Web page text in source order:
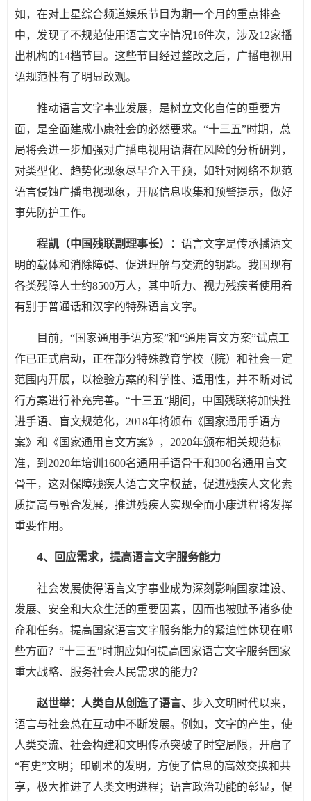
如，在对上星综合频道娱乐节目为期一个月的重点排查
中，发现了不规范使用语言文字情况16件次，涉及12家播
出机构的14档节目。这些节目经过整改之后，广播电视用
语规范性有了明显改观。
推动语言文字事业发展，是树立文化自信的重要方
面，是全面建成小康社会的必然要求。“十三五”时期，总
局将会进一步加强对广播电视用语潜在风险的分析研判，
对类型化、趋势化现象尽早介入干预，如针对网络不规范
语言侵蚀广播电视现象，开展信息收集和预警提示，做好
事先防护工作。
程凯（中国残联副理事长）： 语言文字是传承播洒文
明的载体和消除障碍、促进理解与交流的钥匙。我国现有
各类残障人士约8500万人，其中听力、视力残疾者使用着
有别于普通话和汉字的特殊语言文字。
目前，“国家通用手语方案”和“通用盲文方案”试点工
作已正式启动，正在部分特殊教育学校（院）和社会一定
范围内开展，以检验方案的科学性、适用性，并不断对试
行方案进行补充完善。“十三五”期间，中国残联将加快推
进手语、盲文规范化，2018年将颁布《国家通用手语方
案》和《国家通用盲文方案》，2020年颁布相关规范标
准，到2020年培训1600名通用手语骨干和300名通用盲文
骨干，这对保障残疾人语言文字权益，促进残疾人文化素
质提高与融合发展，推进残疾人实现全面小康进程将发挥
重要作用。
4、回应需求，提高语言文字服务能力
社会发展使得语言文字事业成为深刻影响国家建设、
发展、安全和大众生活的重要因素，因而也被赋予诸多使
命和任务。提高国家语言文字服务能力的紧迫性体现在哪
些方面？“十三五”时期应如何提高国家语言文字服务国家
重大战略、服务社会人民需求的能力？
赵世举：人类自从创造了语言、 步入文明时代以来，
语言与社会总在互动中不断发展。例如，文字的产生，使
人类交流、社会构建和文明传承突破了时空局限，开启了
“有史”文明；印刷术的发明，方便了信息的高效交换和共
享，极大推进了人类文明进程；语言政治功能的彰显，促